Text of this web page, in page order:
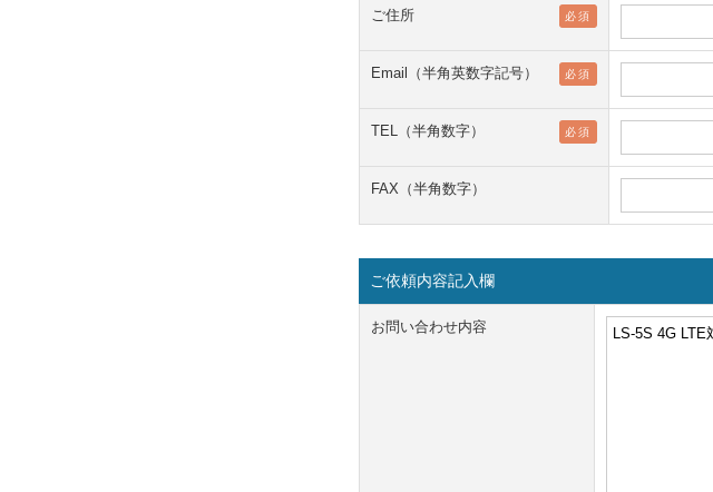
ご住所 必須
Email（半角英数字記号） 必須
TEL（半角数字） 必須
FAX（半角数字）
ご依頼内容記入欄
お問い合わせ内容